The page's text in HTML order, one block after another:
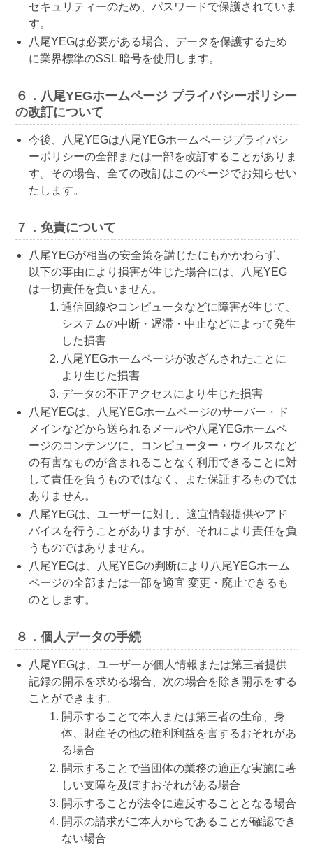
セキュリティーのため、パスワードで保護されていま
す。
八尾YEGは必要がある場合、データを保護するため
に業界標準のSSL 暗号を使用します。
６．八尾YEGホームページ プライバシーポリシー
の改訂について
今後、八尾YEGは八尾YEGホームページプライバシ
ーポリシーの全部または一部を改訂することがありま
す。その場合、全ての改訂はこのページでお知らせい
たします。
７．免責について
八尾YEGが相当の安全策を講じたにもかかわらず、
以下の事由により損害が生じた場合には、八尾YEG
は一切責任を負いません。
通信回線やコンピュータなどに障害が生じて、
システムの中断・遅滞・中止などによって発生
した損害
八尾YEGホームページが改ざんされたことに
より生じた損害
データの不正アクセスにより生じた損害
八尾YEGは、八尾YEGホームページのサーバー・ド
メインなどから送られるメールや八尾YEGホームペ
ージのコンテンツに、コンピューター・ウイルスなど
の有害なものが含まれることなく利用できることに対
して責任を負うものではなく、また保証するものでは
ありません。
八尾YEGは、ユーザーに対し、適宜情報提供やアド
バイスを行うことがありますが、それにより責任を負
うものではありません。
八尾YEGは、八尾YEGの判断により八尾YEGホーム
ページの全部または一部を適宜 変更・廃止できるも
のとします。
８．個人データの手続
八尾YEGは、ユーザーが個人情報または第三者提供
記録の開示を求める場合、次の場合を除き開示をする
ことができます。
開示することで本人または第三者の生命、身
体、財産その他の権利利益を害するおそれがあ
る場合
開示することで当団体の業務の適正な実施に著
しい支障を及ぼすおそれがある場合
開示することが法令に違反することとなる場合
開示の請求がご本人からであることが確認でき
ない場合